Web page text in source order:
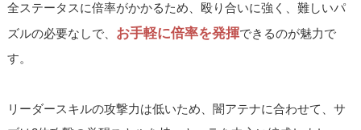
全ステータスに倍率がかかるため、殴り合いに強く、難しいパ
ズルの必要なしで、 お手軽に倍率を発揮できるのが魅力で
す。
リーダースキルの攻撃力は低いため、闇アテナに合わせて、サ